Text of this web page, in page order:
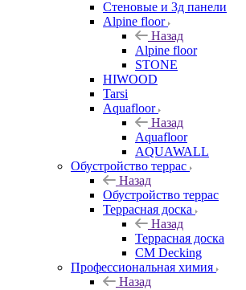
Стеновые и 3д панели
Alpine floor
Назад
Alpine floor
STONE
HIWOOD
Tarsi
Aquafloor
Назад
Aquafloor
AQUAWALL
Обустройство террас
Назад
Обустройство террас
Террасная доска
Назад
Террасная доска
CM Decking
Профессиональная химия
Назад